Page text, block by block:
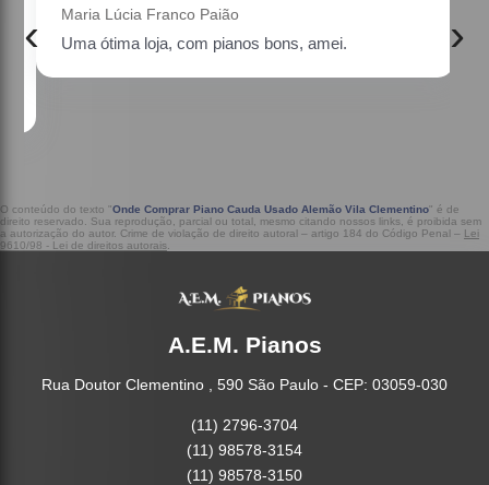
Maria Lúcia Franco Paião
Uma ótima loja, com pianos bons, amei.
‹ ›
O conteúdo do texto "Onde Comprar Piano Cauda Usado Alemão Vila Clementino" é de
direito reservado. Sua reprodução, parcial ou total, mesmo citando nossos links, é proibida sem
a autorização do autor. Crime de violação de direito autoral – artigo 184 do Código Penal – Lei
9610/98 - Lei de direitos autorais
A.E.M. Pianos
Rua Doutor Clementino , 590 São Paulo - CEP: 03059-030
(11) 2796-3704
(11) 98578-3154
(11) 98578-3150